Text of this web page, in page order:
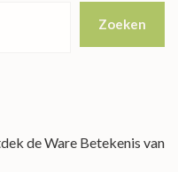
Zoeken
de Ware Betekenis van